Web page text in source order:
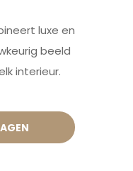
luxe en
beeld
interieur.